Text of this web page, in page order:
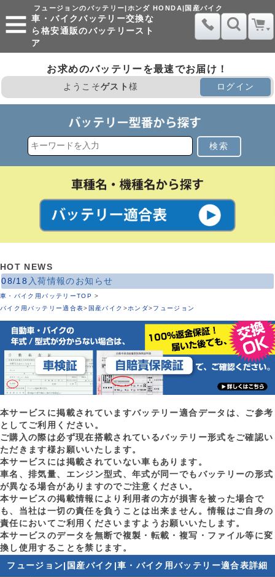
フュージョンのバッテリー|ホンダ HONDA|国産バイク
車・バイクバッテリー交換な
ら格安通販のバッテリースト
ア
お求めのバッテリーを最速でお届け！
ようこそゲスト様 ログイン
検索
HOT NEWS
08/18 入荷情報のお知らせ
車・バイク用バッテリーTOP >
バイク用バッテリー適合表> 国産バイク >ホンダ>フュージョン
本サービスに掲載されていますバッテリー適合データは、ご参考
としてご利用ください。
ご購入の際は必ず現在搭載されているバッテリー形式をご確認い
ただきます様お願いいたします。
本サービスには掲載されていない車もあります。
車名、排気量、エンジン型式、年式が同一でもバッテリーの形式
が異なる場合がありますのでご注意ください。
本サービスの掲載情報により利用者の方が損害を被った場合で
も、当社は一切の責任を負うことは出来ません。情報はご自身の
責任においてご利用くださいますようお願いいたします。
本サービスのデータを無断で複製・転載・複写・ファイル等に変
換し使用することを禁じます。
フュージョン|国産バイク|車・バイク用バッテリー適合表詳細